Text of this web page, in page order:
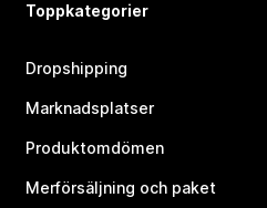
Toppkategorier
Dropshipping
Marknadsplatser
Produktomdömen
Merförsäljning och paket